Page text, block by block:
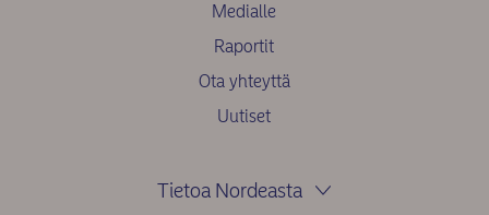
Medialle
Raportit
Ota yhteyttä
Uutiset
Tietoa Nordeasta